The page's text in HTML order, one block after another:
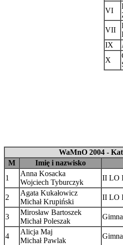
VI
VII
IX
X
WaMnO 2004 -
M
Imię i nazwisko
1
Anna Kosacka
Wojciech Tyburczyk
II LO
2
Agata Kukałowicz
Michał Krupiński
II LO
3
Mirosław Bartoszek
Michał Poleszak
4
Alicja Maj
Michał Pawlak